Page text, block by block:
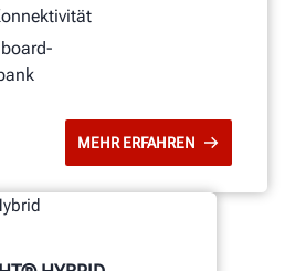
MEHR ERFAHREN